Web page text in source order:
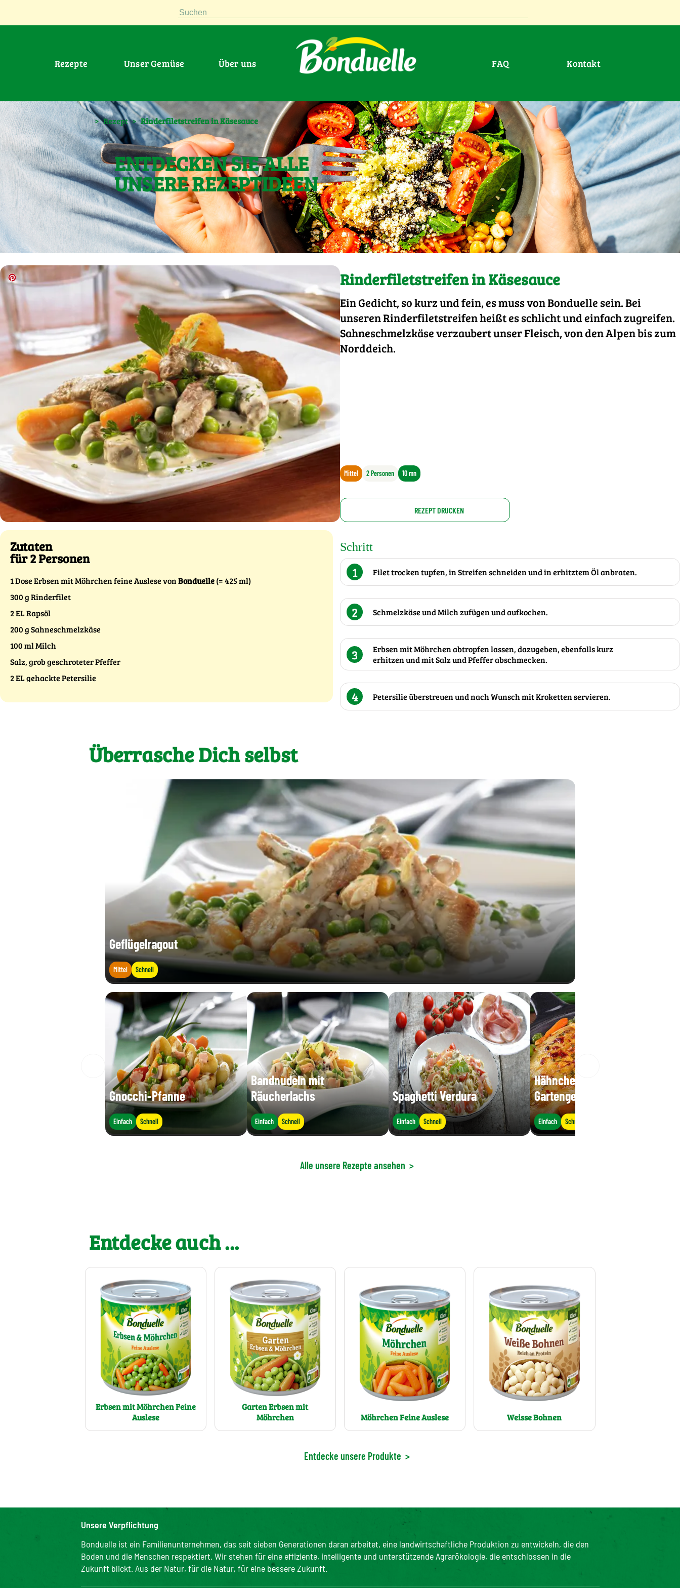
Suchen
Rezepte Unser Gemüse Über uns FAQ Kontakt
> Rezept > Rinderfiletstreifen in Käsesauce
ENTDECKEN SIE ALLE
UNSERE REZEPTIDEEN
Rinderfiletstreifen in Käsesauce
Ein Gedicht, so kurz und fein, es muss von Bonduelle sein. Bei
unseren Rinderfiletstreifen heißt es schlicht und einfach zugreifen.
Sahneschmelzkäse verzaubert unser Fleisch, von den Alpen bis zum
Norddeich.
Mittel 2 Personen 10 mn
REZEPT DRUCKEN
Zutaten
für 2 Personen
1 Dose Erbsen mit Möhrchen feine Auslese vonBonduelle(= 425 ml)
300 g Rinderfilet
2 EL Rapsöl
200 g Sahneschmelzkäse
100 ml Milch
Salz, grob geschroteter Pfeffer
2 EL gehackte Petersilie
Schritt
1 Filet trocken tupfen, in Streifen schneiden und in erhitztem Öl anbraten.
2 Schmelzkäse und Milch zufügen und aufkochen.
3
Erbsen mit Möhrchen abtropfen lassen, dazugeben, ebenfalls kurz
erhitzen und mit Salz und Pfeffer abschmecken.
4 Petersilie überstreuen und nach Wunsch mit Kroketten servieren.
Überrasche Dich selbst
Geflügelragout
Mittel Schnell
Gnocchi-Pfanne
Einfach Schnell
Bandnudeln mit
Räucherlachs
Einfach Schnell
Spaghetti Verdura
Einfach Schnell
Hähnchenpfanne mit
Gartengemüse
Einfach Schnell
Alle unsere Rezepte ansehen >
Entdecke auch ...
Erbsen mit Möhrchen Feine
Auslese
Garten Erbsen mit
Möhrchen
Möhrchen Feine Auslese Weisse Bohnen
Entdecke unsere Produkte >
Unsere Verpflichtung
Bonduelle ist ein Familienunternehmen, das seit sieben Generationen daran arbeitet, eine landwirtschaftliche Produktion zu entwickeln, die den
Boden und die Menschen respektiert. Wir stehen für eine effiziente, intelligente und unterstützende Agrarökologie, die entschlossen in die
Zukunft blickt. Aus der Natur, für die Natur, für eine bessere Zukunft.